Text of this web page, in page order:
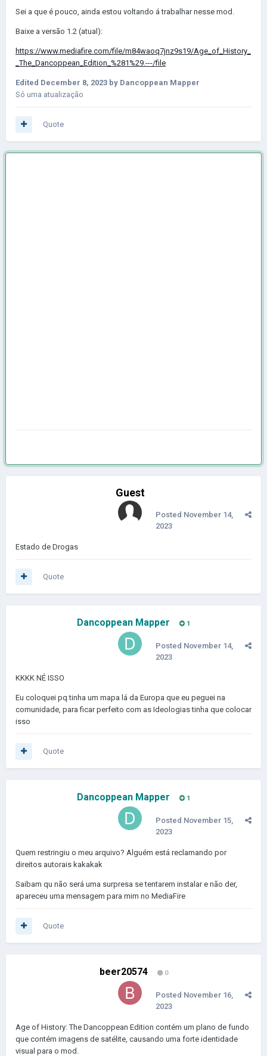
Sei a que é pouco, ainda estou voltando á trabalhar nesse mod.
Baixe a versão 1.2 (atual):
https://www.mediafire.com/file/m84waoq7jnz9s19/Age_of_History_
_The_Dancoppean_Edition_%281%29.---/file
Edited December 8, 2023 by Dancoppean Mapper
Só uma atualização
Quote
Guest
Posted November 14,
2023
Estado de Drogas
Quote
Dancoppean Mapper 1
Posted November 14,
2023
KKKK NÉ ISSO
Eu coloquei pq tinha um mapa lá da Europa que eu peguei na
comunidade, para ficar perfeito com as Ideologias tinha que colocar
isso
Quote
Dancoppean Mapper 1
Posted November 15,
2023
Quem restringiu o meu arquivo? Alguém está reclamando por
direitos autorais kakakak
Saibam qu não será uma surpresa se tentarem instalar e não der,
apareceu uma mensagem para mim no MediaFire
Quote
beer20574 0
Posted November 16,
2023
Age of History: The Dancoppean Edition contém um plano de fundo
que contém imagens de satélite, causando uma forte identidade
visual para o mod.